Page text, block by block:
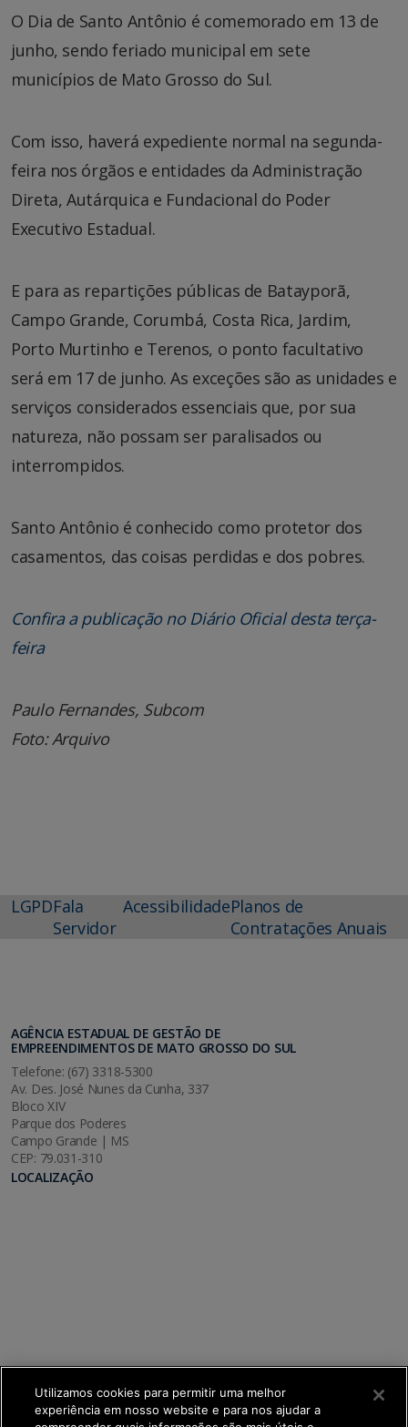
O Dia de Santo Antônio é comemorado em 13 de
junho, sendo feriado municipal em sete
municípios de Mato Grosso do Sul.
Com isso, haverá expediente normal na segunda-
feira nos órgãos e entidades da Administração
Direta, Autárquica e Fundacional do Poder
Executivo Estadual.
E para as repartições públicas de Batayporã,
Campo Grande, Corumbá, Costa Rica, Jardim,
Porto Murtinho e Terenos, o ponto facultativo
será em 17 de junho. As exceções são as unidades e
serviços considerados essenciais que, por sua
natureza, não possam ser paralisados ou
interrompidos.
Santo Antônio é conhecido como protetor dos
casamentos, das coisas perdidas e dos pobres.
Confira a publicação no Diário Oficial desta terça-
feira
Paulo Fernandes, Subcom
Foto: Arquivo
LGPDFala
Servidor
AcessibilidadePlanos de
Contratações Anuais
AGÊNCIA ESTADUAL DE GESTÃO DE
EMPREENDIMENTOS DE MATO GROSSO DO SUL
Telefone: (67) 3318-5300
Av. Des. José Nunes da Cunha, 337
Bloco XIV
Parque dos Poderes
Campo Grande | MS
CEP: 79.031-310
LOCALIZAÇÃO
Utilizamos cookies para permitir uma melhor
experiência em nosso website e para nos ajudar a